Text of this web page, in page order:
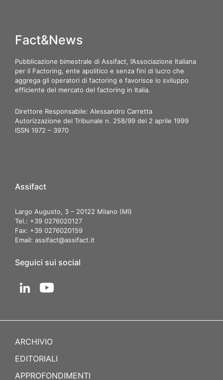
Fact&News
Pubblicazione bimestrale di Assifact, l’Associazione Italiana
per il Factoring, ente apolitico e senza fini di lucro che
aggrega gli operatori di factoring e favorisce lo sviluppo
efficiente del mercato del factoring in Italia.
Direttore Responsabile: Alessandro Carretta
Autorizzazione del Tribunale n. 258/99 del 2 aprile 1999
ISSN 1972 – 3970
Assifact
Largo Augusto, 3 – 20122 Milano (MI)
Tel.: +39 0276020127
Fax: +39 0276020159
Email: assifact@assifact.it
Seguici sui social
ARCHIVIO
EDITORIALI
APPROFONDIMENTI